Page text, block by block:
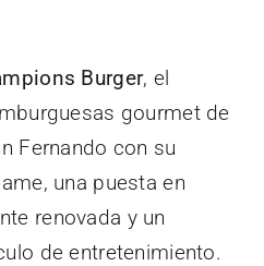
Burger, el
gourmet de
Fernando con su
una puesta en
renovada y un
de entretenimiento.